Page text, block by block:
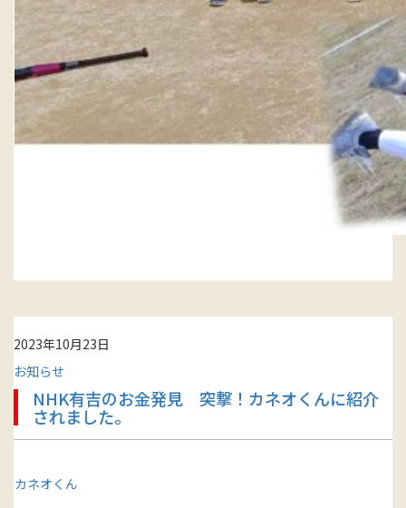
2023年10月23日
お知らせ
NHK有吉のお金発見 突撃！カネオくんに紹介
されました。
カネオくん